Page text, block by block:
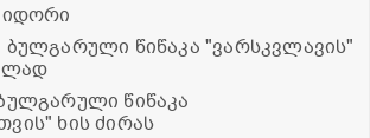
წიწაკა "ვარსკვლავის"
წიწაკა
ხის ძირას